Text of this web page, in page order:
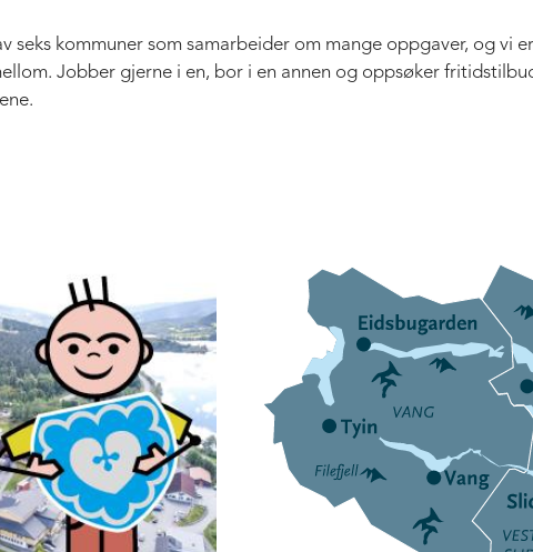
seks kommuner som samarbeider om mange oppgaver, og vi
Jobber gjerne i en, bor i en annen og oppsøker